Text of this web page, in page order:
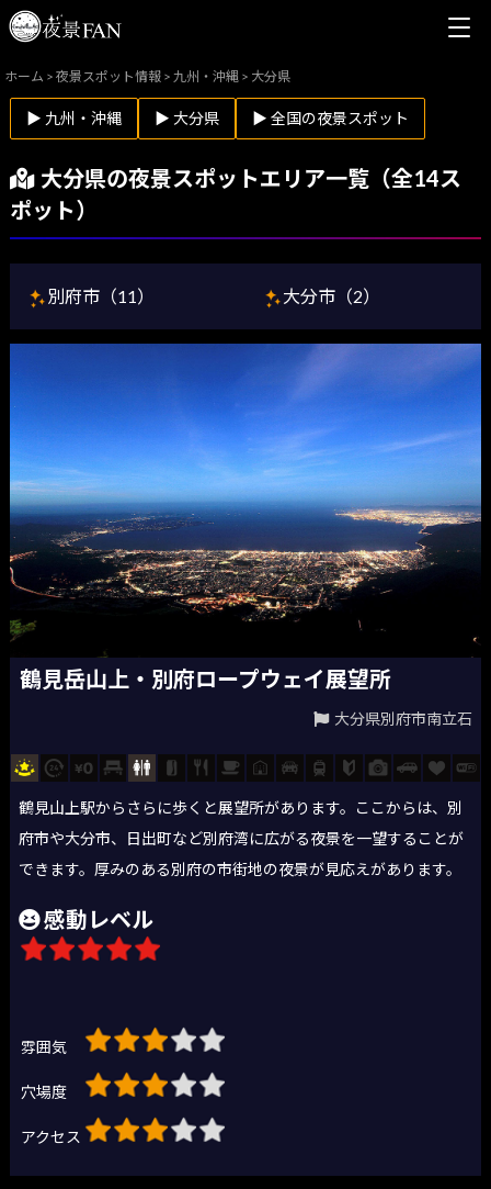
ホーム >夜景スポット情報 >九州・沖縄 > 大分県
▶ 九州・沖縄 ▶ 大分県 ▶ 全国の夜景スポット
大分県の夜景スポットエリア一覧（全14ス
ポット）
別府市（11） 大分市（2）
鶴見岳山上・別府ロープウェイ展望所
大分県別府市南立石
鶴見山上駅からさらに歩くと展望所があります。ここからは、別
府市や大分市、日出町など別府湾に広がる夜景を一望することが
できます。厚みのある別府の市街地の夜景が見応えがあります。
感動レベル
雰囲気
穴場度
アクセス